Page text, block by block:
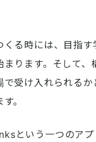
くる時には、目指す
まります。そして、
で受け入れられる
。
という一つのアプ